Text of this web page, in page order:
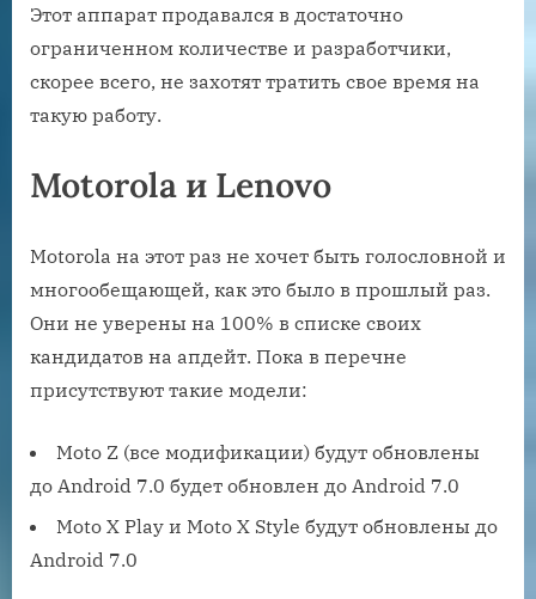
Этот аппарат продавался в достаточно
ограниченном количестве и разработчики,
скорее всего, не захотят тратить свое время на
такую работу.
Motorola и Lenovo
Motorola на этот раз не хочет быть голословной и
многообещающей, как это было в прошлый раз.
Они не уверены на 100% в списке своих
кандидатов на апдейт. Пока в перечне
присутствуют такие модели:
Moto Z (все модификации) будут обновлены
до Android 7.0 будет обновлен до Android 7.0
Moto X Play и Moto X Style будут обновлены до
Android 7.0